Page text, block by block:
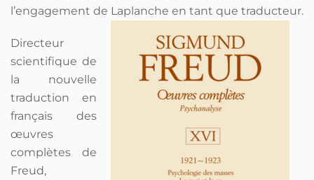
l’engagement de Laplanche en tant que traducteur.
Directeur
scientifique de
la nouvelle
traduction en
français des
œuvres
complètes de
Freud,